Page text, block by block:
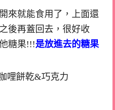
來就能食用了，上面還
後再蓋回去，很好收
糖果!!!是放進去的糖果